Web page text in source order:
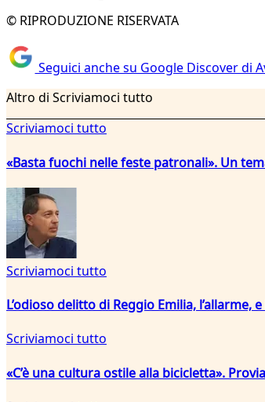
© RIPRODUZIONE RISERVATA
Seguici anche su Google Discover di
Altro di Scriviamoci tutto
Scriviamoci tutto
«Basta fuochi nelle feste patronali». Un
Scriviamoci tutto
L’odioso delitto di Reggio Emilia, l’allarme,
Scriviamoci tutto
«C’è una cultura ostile alla bicicletta».